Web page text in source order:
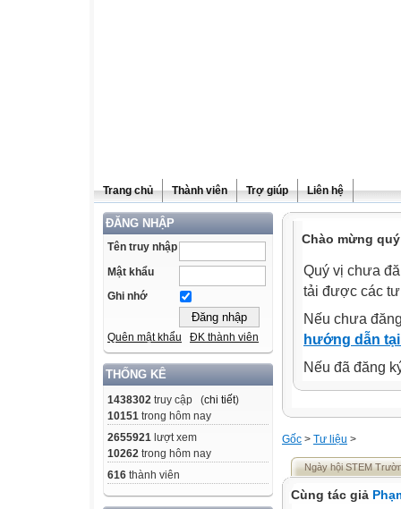
Trang chủ Thành viên Trợ giúp Liên hệ
ĐĂNG NHẬP
Tên truy nhập
Mật khẩu
Ghi nhớ
Quên mật khẩu ĐK thành viên
THỐNG KÊ
1438302 truy cập (chi tiết)
10151 trong hôm nay
2655921 lượt xem
10262 trong hôm nay
616 thành viên
Chào mừng
Quý vị chưa
tải được các
Nếu chưa
hướng dẫn
Nếu đã đăng
Gốc > Tư liệu >
Ngày hội STEM
Cùng tác giả